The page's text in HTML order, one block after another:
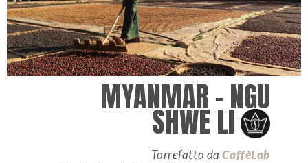
MYANMAR – NGU
SHWE LI
Torrefatto daCaffèLab